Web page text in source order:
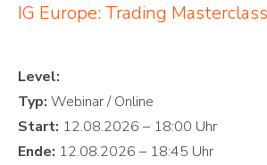
IG Europe: Trading Masterclass
Level:
Typ:
Start:
Ende: